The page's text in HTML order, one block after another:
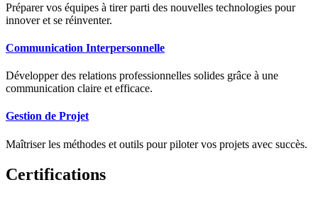
Préparer vos équipes à tirer parti des nouvelles technologies pour
innover et se réinventer.
Communication Interpersonnelle
Développer des relations professionnelles solides grâce à une
communication claire et efficace.
Gestion de Projet
Maîtriser les méthodes et outils pour piloter vos projets avec succès.
Certifications